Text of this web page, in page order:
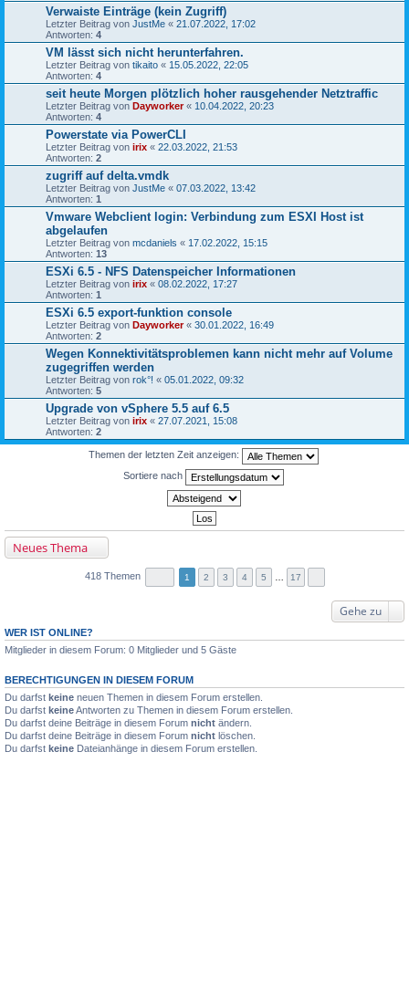
Verwaiste Einträge (kein Zugriff)
Letzter Beitrag von JustMe « 21.07.2022, 17:02
Antworten: 4
VM lässt sich nicht herunterfahren.
Letzter Beitrag von tikaito « 15.05.2022, 22:05
Antworten: 4
seit heute Morgen plötzlich hoher rausgehender Netztraffic
Letzter Beitrag von Dayworker« 10.04.2022, 20:23
Antworten: 4
Powerstate via PowerCLI
Letzter Beitrag von irix « 22.03.2022, 21:53
Antworten: 2
zugriff auf delta.vmdk
Letzter Beitrag von JustMe « 07.03.2022, 13:42
Antworten: 1
Vmware Webclient login: Verbindung zum ESXI Host ist
abgelaufen
Letzter Beitrag von mcdaniels « 17.02.2022, 15:15
Antworten: 13
ESXi 6.5 - NFS Datenspeicher Informationen
Letzter Beitrag von irix « 08.02.2022, 17:27
Antworten: 1
ESXi 6.5 export-funktion console
Letzter Beitrag von Dayworker« 30.01.2022, 16:49
Antworten: 2
Wegen Konnektivitätsproblemen kann nicht mehr auf Volume
zugegriffen werden
Letzter Beitrag von rok°! « 05.01.2022, 09:32
Antworten: 5
Upgrade von vSphere 5.5 auf 6.5
Letzter Beitrag von irix « 27.07.2021, 15:08
Antworten: 2
Themen der letzten Zeit anzeigen:
Sortiere nach
Neues Thema
418 Themen 1 2 3 4 5 17
Gehe zu
WER IST ONLINE?
Mitglieder in diesem Forum: 0 Mitglieder und 5 Gäste
BERECHTIGUNGEN IN DIESEM FORUM
Du darfst keine neuen Themen in diesem Forum erstellen.
Du darfst keineAntworten zu Themen in diesem Forum erstellen.
Du darfst deine Beiträge in diesem Forum nicht ändern.
Du darfst deine Beiträge in diesem Forum nicht löschen.
Du darfst keine Dateianhänge in diesem Forum erstellen.